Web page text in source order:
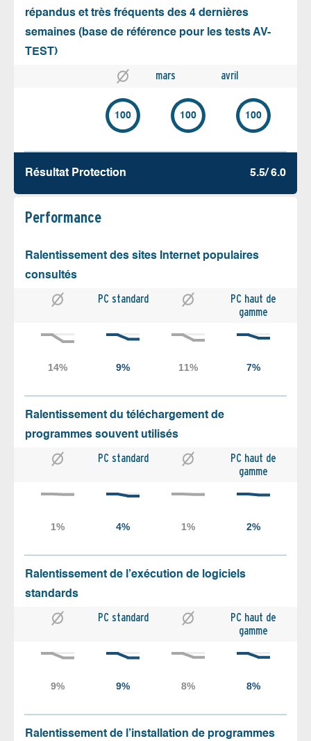
répandus et très fréquents des 4 dernières
semaines (base de référence pour les tests AV-
TEST)
mars avril
100 100 100
Résultat Protection 5.5/ 6.0
Performance
Ralentissement des sites Internet populaires
consultés
PC standard
PC haut de
gamme
Ralentissement du téléchargement de
programmes souvent utilisés
PC standard
PC haut de
gamme
Ralentissement de l’exécution de logiciels
standards
PC standard
PC haut de
gamme
Ralentissement de l’installation de programmes